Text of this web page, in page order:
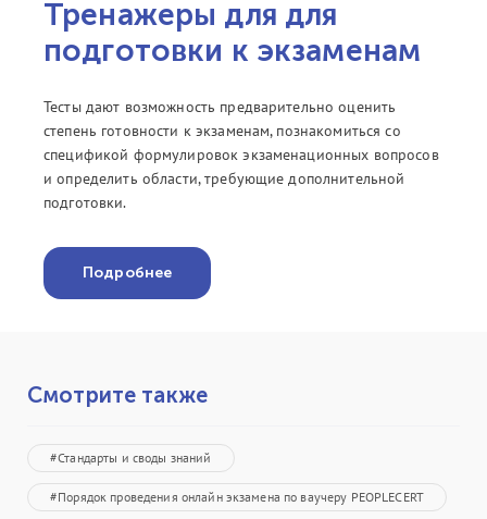
Тренажеры для для
подготовки к экзаменам
Тесты дают возможность предварительно оценить
степень готовности к экзаменам, познакомиться со
спецификой формулировок экзаменационных вопросов
и определить области, требующие дополнительной
подготовки.
Подробнее
Смотрите также
#Стандарты и своды знаний
#Порядок проведения онлайн экзамена по ваучеру PEOPLECERT